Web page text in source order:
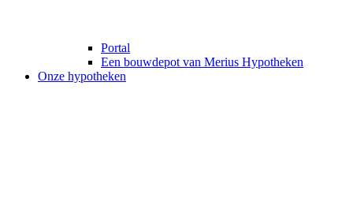
Portal
Een bouwdepot van Merius Hypotheken
Onze hypotheken